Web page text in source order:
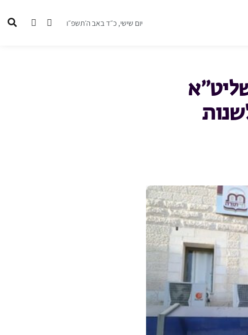
יום שישי, כ״ד באב ה׳תשפ״ו